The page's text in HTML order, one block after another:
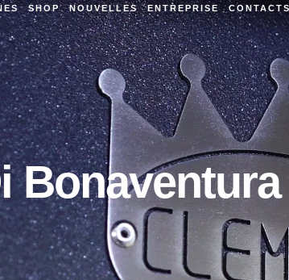
SHOP NOUVELLES ENTREPRISE CONTACTS